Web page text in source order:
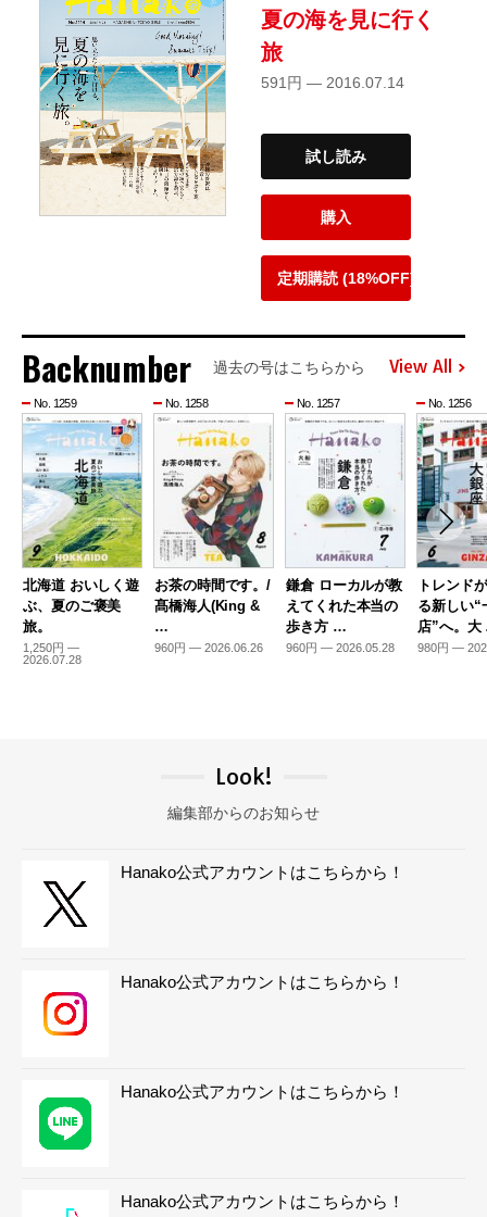
夏の海を見に行く
旅
591円 — 2016.07.14
試し読み
購入
定期購読 (18%OFF)
Backnumber 過去の号はこちらから View All
No. 1259
北海道 おいしく遊
ぶ、夏のご褒美
旅。
1,250円 —
2026.07.28
No. 1258
お茶の時間です。/
髙橋海人(King &
…
960円 — 2026.06.26
No. 1257
鎌倉 ローカルが教
えてくれた本当の
歩き方 …
960円 — 2026.05.28
No. 1256
トレンド
る新しい“
店”へ。
980円 —
Look!
編集部からのお知らせ
Hanako公式アカウントはこちらから！
Hanako公式アカウントはこちらから！
Hanako公式アカウントはこちらから！
Hanako公式アカウントはこちらから！